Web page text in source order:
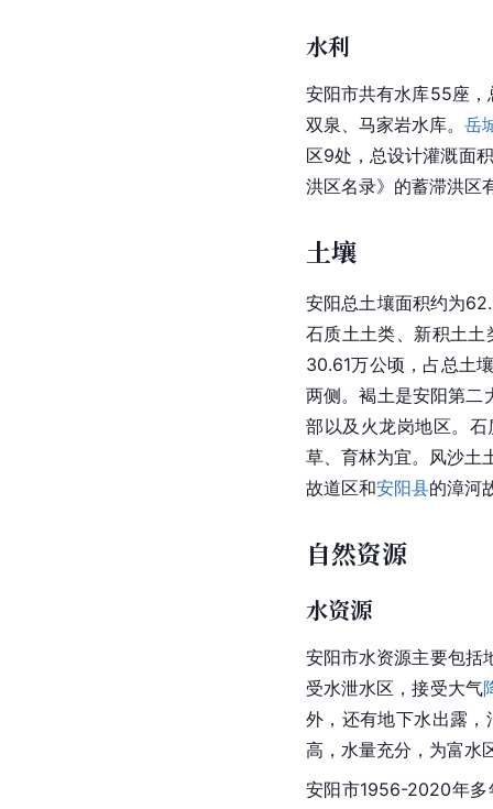
水利
安阳市共有水库55座，
双泉
、马家岩水库。岳
区9处，总设计灌溉面
洪区名录》的蓄滞洪区
土壤
安阳总土壤面积约为
石质土土类、新积土土
30.61万公顷，占总土
两侧。褐土是安阳第二
部以及火龙岗地区。
草、育林为宜。风沙土
故道区和安阳县的漳河
自然资源
水资源
安阳市水资源主要包括
受水泄水区，接受大气
外，还有地下水出露
高，水量充分，为富水
安阳市1956-2020年多